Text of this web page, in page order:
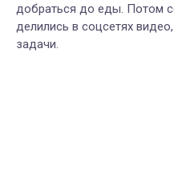
добраться до еды. Потом
делились в соцсетях
задачи.